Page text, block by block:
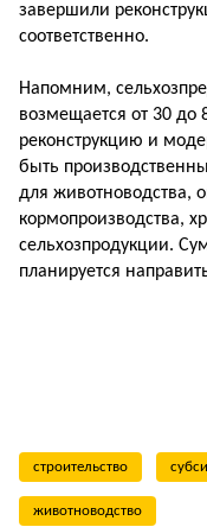
завершили
соответственно.
Напомним,
возмещается от 30 до
реконструкцию и
быть
для животноводства,
кормопроизводства,
сельхозпродукции.
планируется
строительство
животноводство